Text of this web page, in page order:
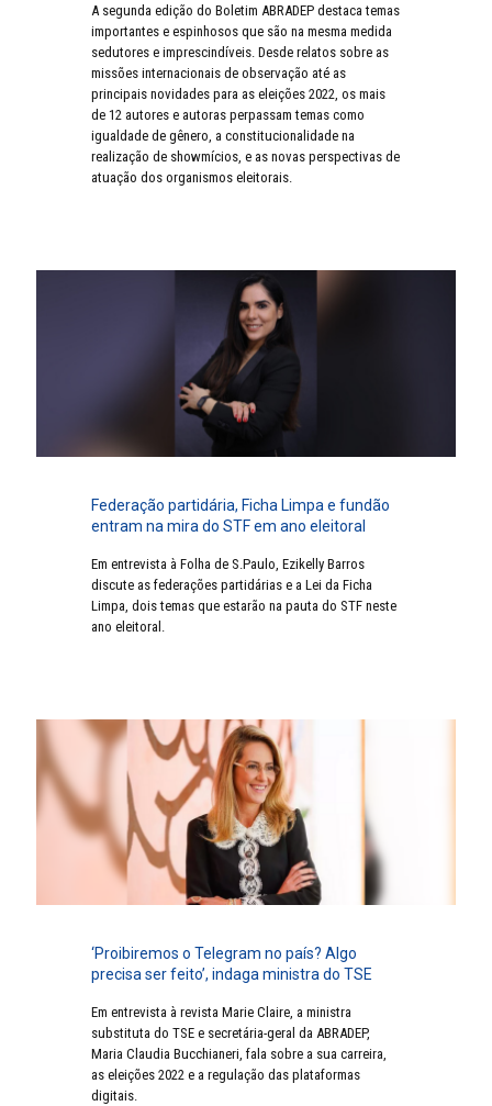
A segunda edição do Boletim ABRADEP destaca temas
importantes e espinhosos que são na mesma medida
sedutores e imprescindíveis. Desde relatos sobre as
missões internacionais de observação até as
principais novidades para as eleições 2022, os mais
de 12 autores e autoras perpassam temas como
igualdade de gênero, a constitucionalidade na
realização de showmícios, e as novas perspectivas de
atuação dos organismos eleitorais.
Federação partidária, Ficha Limpa e fundão
entram na mira do STF em ano eleitoral
Em entrevista à Folha de S.Paulo, Ezikelly Barros
discute as federações partidárias e a Lei da Ficha
Limpa, dois temas que estarão na pauta do STF neste
ano eleitoral.
‘Proibiremos o Telegram no país? Algo
precisa ser feito’, indaga ministra do TSE
Em entrevista à revista Marie Claire, a ministra
substituta do TSE e secretária-geral da ABRADEP,
Maria Claudia Bucchianeri, fala sobre a sua carreira,
as eleições 2022 e a regulação das plataformas
digitais.